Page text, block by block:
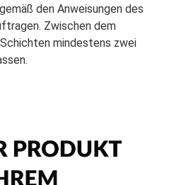
den Anweisungen des
Zwischen dem
mindestens zwei